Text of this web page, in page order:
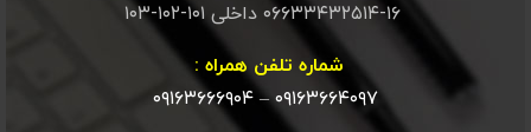
۰۶۶۳۳۴۳۲۵۱۴-۱۶ داخلی ۱۰۱-۱۰۲-۱۰۳
شماره تلفن همراه :
۰۹۱۶۳۶۶۴۰۹۷ – ۰۹۱۶۳۶۶۶۹۰۴